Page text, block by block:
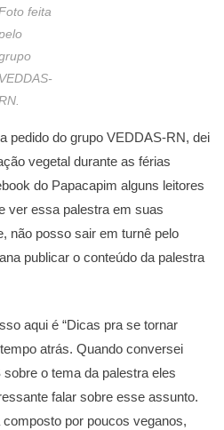
feita
VEDDAS-
pedido do grupo VEDDAS-RN, dei
vegetal durante as férias
do Papacapim alguns leitores
ver essa palestra em suas
não posso sair em turnê pelo
publicar o conteúdo da palestra
aqui é “Dicas pra se tornar
atrás. Quando conversei
o tema da palestra eles
falar sobre esse assunto.
por poucos veganos,